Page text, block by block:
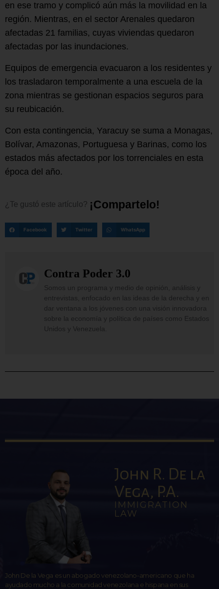
en ese tramo y complicó aún más la movilidad en la
región. Mientras, en el sector Arenales quedaron
afectadas 21 familias, cuyas viviendas quedaron
afectadas por las inundaciones.
Equipos de emergencia evacuaron a los residentes y
los trasladaron temporalmente a una escuela de la
zona mientras se gestionan espacios seguros para
su reubicación.
Con esta contingencia, Yaracuy se suma a Monagas,
Bolívar, Amazonas, Portuguesa y Barinas, como los
estados más afectados por los torrenciales en esta
época del año.
¿Te gustó este artículo? ¡Comparte o!
Facebook Twitter WhatsApp
Contra Poder 3.0
Somos un programa y medio de opinión, análisis y
entrevistas, enfocado en las ideas de la derecha y en
dar ventana a los jóvenes con una visión innovadora
sobre la economía y política de países como Estados
Unidos y Venezuela.
John R. De la
Vega, P.A.
IMMIGRATION
LAW
John De la Vega es un abogado venezolano-americano que ha
ayudado mucho a la comunidad venezolana e hispana en sus